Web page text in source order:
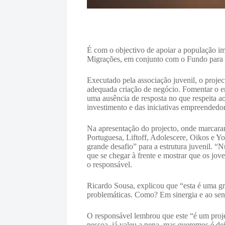
É com o objectivo de apoiar a população
Migrações, em conjunto com o Fundo
Executado pela associação juvenil, o
adequada criação de negócio. Fomentar o
uma ausência de resposta no que respeita
investimento e das iniciativas
Na apresentação do projecto, onde
Portuguesa, Liftoff, Adolescere, Oikos e
grande desafio” para a estrutura juvenil.
que se chegar à frente e mostrar que os
o responsável.
Ricardo Sousa, explicou que “esta é uma
problemáticas. Como? Em sinergia e ao
O responsável lembrou que este “é um